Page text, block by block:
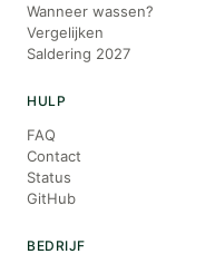
Wanneer wassen?
Vergelijken
Saldering 2027
HULP
FAQ
Contact
Status
GitHub
BEDRIJF